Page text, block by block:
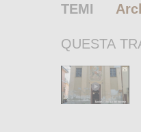
TEMI
QUESTA